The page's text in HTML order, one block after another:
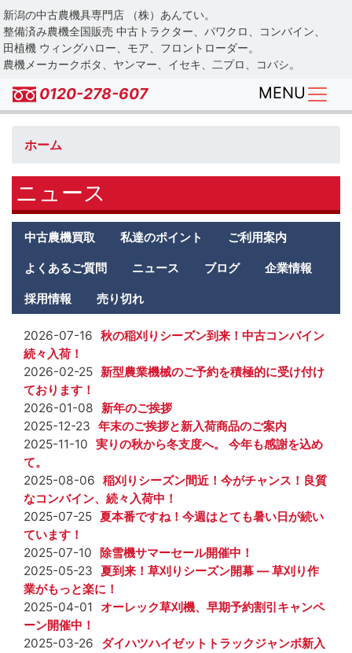
Skip
to
main
content
新潟の中古農機具専門店 （株）あんてい。
整備済み農機全国販売 中古トラクター、パワクロ、コンバイン、
田植機 ウィングハロー、モア、フロントローダー。
農機メーカークボタ、ヤンマー、イセキ、二プロ、コバシ。
0120-278-607 MENU
ホーム
ニュース
Antei
second
menu
中古農機買取 私達のポイント ご利用案内
よくあるご質問 ニュース ブログ 企業情報
採用情報 売り切れ
2026-07-16 秋の稲刈りシーズン到来！中古コンバイン
続々入荷！
2026-02-25 新型農業機械のご予約を積極的に受け付け
ております！
2026-01-08 新年のご挨拶
2025-12-23 年末のご挨拶と新入荷商品のご案内
2025-11-10 実りの秋から冬支度へ。 今年も感謝を込め
て。
2025-08-06 稲刈りシーズン間近！今がチャンス！良質
なコンバイン、続々入荷中！
2025-07-25 夏本番ですね！今週はとても暑い日が続い
ています！
2025-07-10 除雪機サマーセール開催中！
2025-05-23 夏到来！草刈りシーズン開幕 ― 草刈り作
業がもっと楽に！
2025-04-01
オーレック草刈機、早期予約割引キャンペ
ーン開催中！
2025-03-26
ダイハツハイゼットトラックジャンボ新入